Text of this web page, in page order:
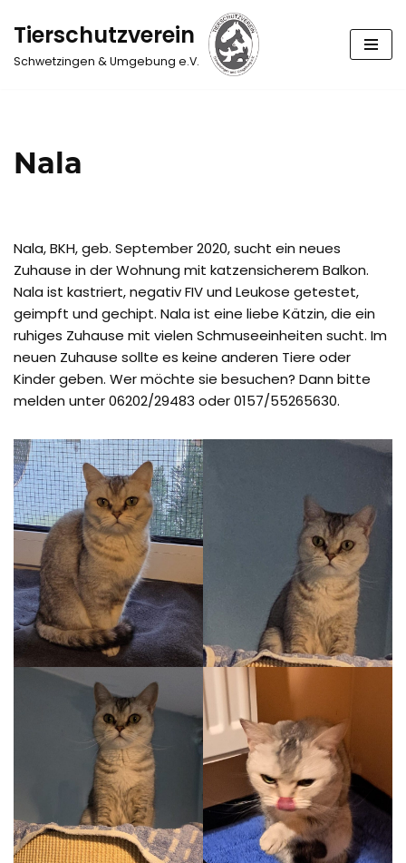
Zum
Inhalt
Tierschutzverein
Schwetzingen & Umgebung e.V.
Nala
Nala, BKH, geb. September 2020, sucht ein neues
Zuhause in der Wohnung mit katzensicherem Balkon.
Nala ist kastriert, negativ FIV und Leukose getestet,
geimpft und gechipt. Nala ist eine liebe Kätzin, die ein
ruhiges Zuhause mit vielen Schmuseeinheiten sucht. Im
neuen Zuhause sollte es keine anderen Tiere oder
Kinder geben. Wer möchte sie besuchen? Dann bitte
melden unter 06202/29483 oder 0157/55265630.